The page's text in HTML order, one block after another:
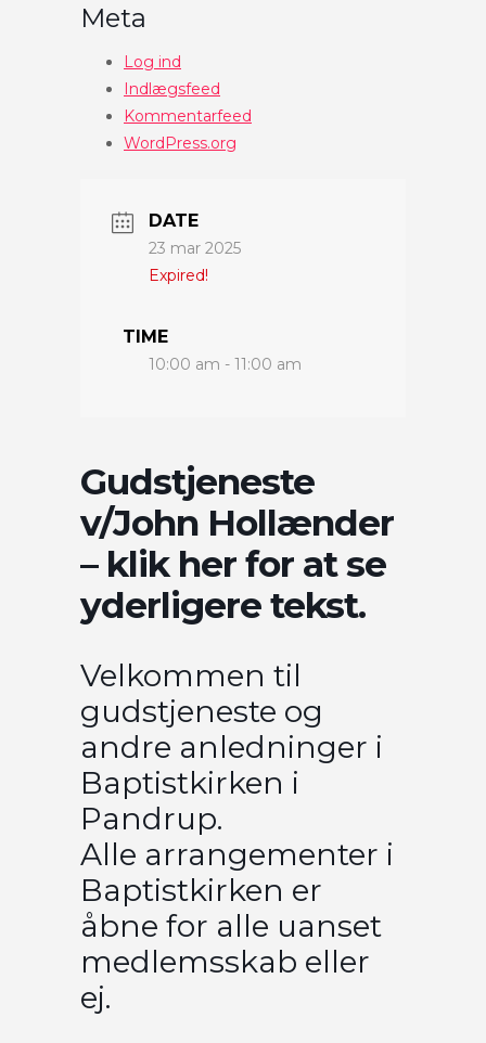
Meta
Log ind
Indlægsfeed
Kommentarfeed
WordPress.org
DATE
23 mar 2025
Expired!
TIME
10:00 am - 11:00 am
Gudstjeneste
v/John Hollænder
– klik her for at se
yderligere tekst.
Velkommen til
gudstjeneste og
andre anledninger i
Baptistkirken i
Pandrup.
Alle arrangementer i
Baptistkirken er
åbne for alle uanset
medlemsskab eller
ej.